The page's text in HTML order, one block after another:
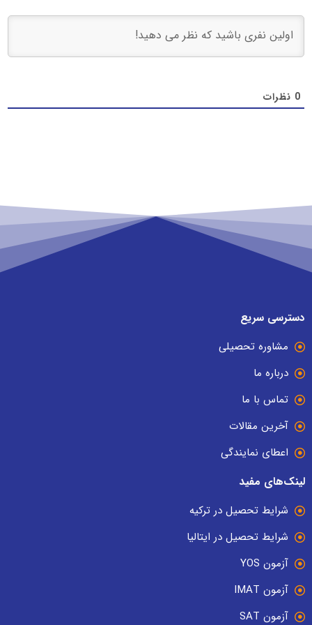
0 نظرات
دسترسی سریع
مشاوره تحصیلی
درباره ما
تماس با ما
آخرین مقالات
اعطای نمایندگی
لینک‌های مفید
شرایط تحصیل در ترکیه
شرایط تحصیل در ایتالیا
آزمون YOS
آزمون IMAT
آزمون SAT